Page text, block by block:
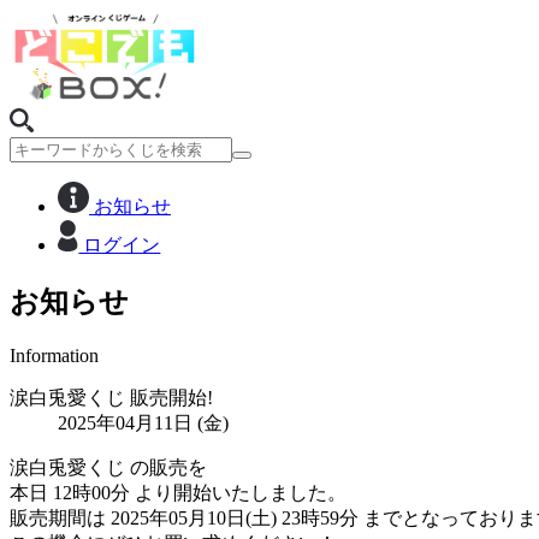
お知らせ
ログイン
お知らせ
Information
涙白兎愛くじ 販売開始!
2025年04月11日 (金)
涙白兎愛くじ の販売を
本日 12時00分 より開始いたしました。
販売期間は 2025年05月10日(土) 23時59分 までとなっており